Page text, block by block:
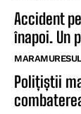
Accident
înapoi. Un
Polițiștii